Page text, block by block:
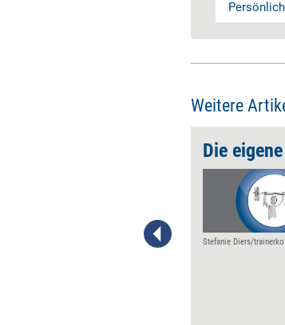
Weitere
Zielen und Zielvorgaben – und
Die
Stefanie Diers/